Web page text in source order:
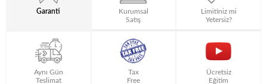
Garanti
Kurumsal
Satış
Limitiniz mi
Yetersiz?
Aynı Gün
Teslimat
Tax
Free
Ücretsiz
Eğitim